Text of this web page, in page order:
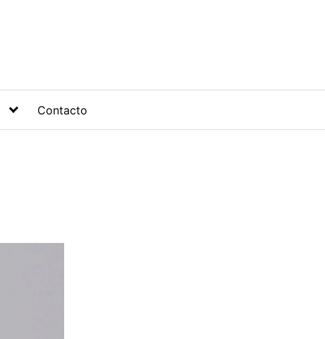
Contacto